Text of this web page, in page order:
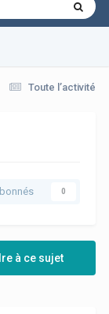
Toute l’activité
0
à ce sujet